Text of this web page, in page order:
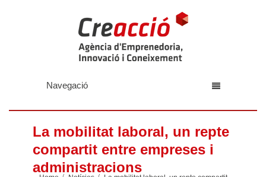
Navegació
La mobilitat laboral, un repte
compartit entre empreses i
administracions